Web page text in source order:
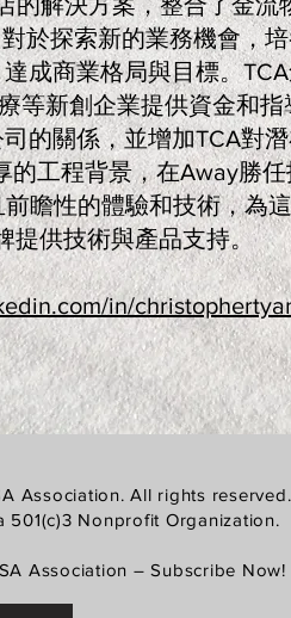
於探索新的業務機會，
成商業格局與目標。
等新創企業提供資金和指
的關係，並增加TCA對
工程背景，在Away勝
瞻性的體驗和技術，為
提供技術與產品支持。
in/
Association. All rights reserved.
501(c)3 Nonprofit Organization.
Association – Subscribe Now!